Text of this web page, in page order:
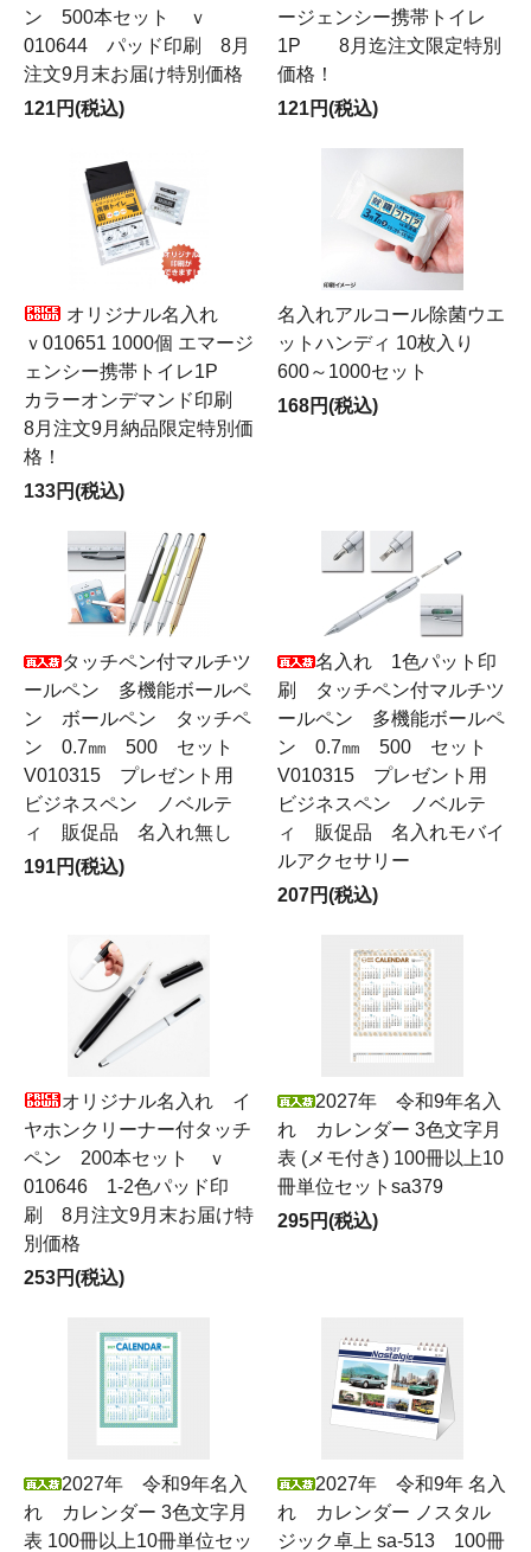
ン 500本セット ｖ
010644 パッド印刷 8月
注文9月末お届け特別価格
121円(税込)
ージェンシー携帯トイレ
1P 8月迄注文限定特別
価格！
121円(税込)
オリジナル名入れ
ｖ010651 1000個 エマージ
ェンシー携帯トイレ1P
カラーオンデマンド印刷
8月注文9月納品限定特別価
格！
133円(税込)
名入れアルコール除菌ウエ
ットハンディ 10枚入り
600～1000セット
168円(税込)
タッチペン付マルチツ
ールペン 多機能ボールペ
ン ボールペン タッチペ
ン 0.7㎜ 500 セット
V010315 プレゼント用
ビジネスペン ノベルテ
ィ 販促品 名入れ無し
191円(税込)
名入れ 1色パット印
刷 タッチペン付マルチツ
ールペン 多機能ボールペ
ン 0.7㎜ 500 セット
V010315 プレゼント用
ビジネスペン ノベルテ
ィ 販促品 名入れモバイ
ルアクセサリー
207円(税込)
オリジナル名入れ イ
ヤホンクリーナー付タッチ
ペン 200本セット ｖ
010646 1-2色パッド印
刷 8月注文9月末お届け特
別価格
253円(税込)
2027年 令和9年名入
れ カレンダー 3色文字月
表 (メモ付き) 100冊以上10
冊単位セットsa379
295円(税込)
2027年 令和9年名入
れ カレンダー 3色文字月
表 100冊以上10冊単位セッ
2027年 令和9年 名入
れ カレンダー ノスタル
ジック卓上 sa-513 100冊